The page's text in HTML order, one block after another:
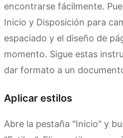
encontrarse fácilmente.
Inicio y Disposición para
espaciado y el diseño de
momento. Sigue estas
dar formato a un
Aplicar estilos
Abre la pestaña "Inicio" y